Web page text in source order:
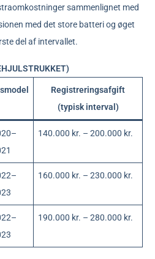
sammenlignet med
med det store batteri og øget
del af intervallet.
Registreringsafgift
(typisk interval)
140.000 kr. – 200.000 kr.
160.000 kr. – 230.000 kr.
190.000 kr. – 280.000 kr.